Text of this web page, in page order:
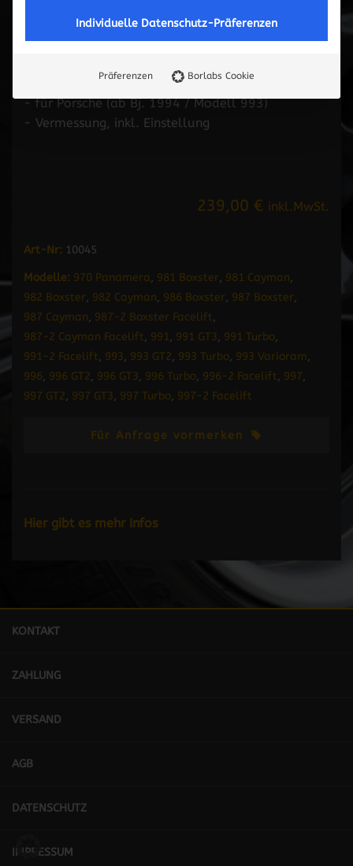
Achsvermessung, inkl. Einstellung
- für Porsche (ab Bj. 1994 / Modell 993)
- Vermessung, inkl. Einstellung
239,00 € inkl.MwSt.
Art-Nr: 10045
Modelle: 970 Panamera, 981 Boxster, 981 Cayman,
982 Boxster, 982 Cayman, 986 Boxster, 987 Boxster,
987 Cayman, 987-2 Boxster Facelift,
987-2 Cayman Facelift, 991, 991 GT3, 991 Turbo,
991-2 Facelift, 993, 993 GT2, 993 Turbo, 993 Varioram,
996, 996 GT2, 996 GT3, 996 Turbo, 996-2 Facelift, 997,
997 GT2, 997 GT3, 997 Turbo, 997-2 Facelift
Für Anfrage vormerken
Hier gibt es mehr Infos
KONTAKT
ZAHLUNG
VERSAND
AGB
DATENSCHUTZ
IMPRESSUM
Individuelle Datenschutz-Präferenzen
Präferenzen Borlabs Cookie